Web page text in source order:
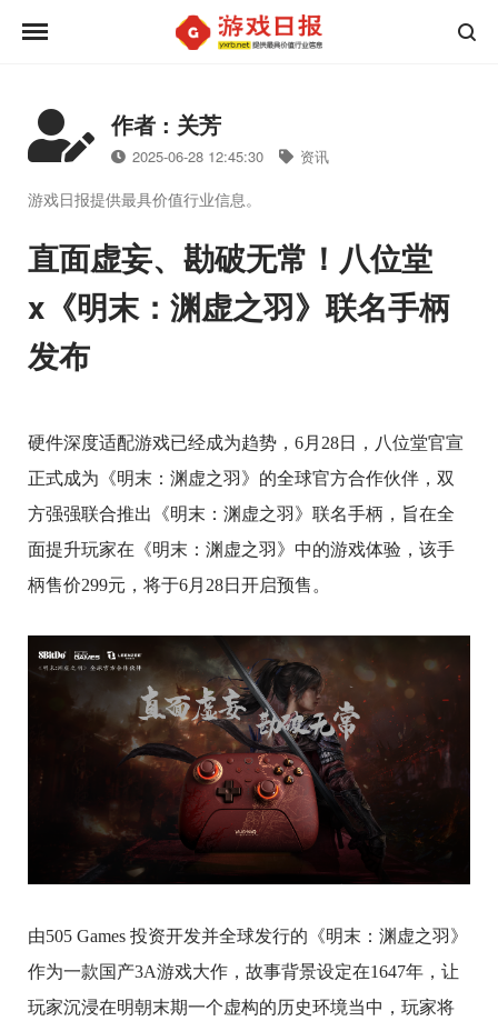
作者 : 关芳
2025-06-28 12:45:30 资讯
游戏日报提供最具价值行业信息。
直面虚妄、勘破无常！八位堂
x《明末：渊虚之羽》联名手柄
发布
硬件深度适配游戏已经成为趋势，6月28日，八位堂官宣
正式成为《明末：渊虚之羽》的全球官方合作伙伴，双
方强强联合推出《明末：渊虚之羽》联名手柄，旨在全
面提升玩家在《明末：渊虚之羽》中的游戏体验，该手
柄售价299元，将于6月28日开启预售。
由505 Games 投资开发并全球发行的《明末：渊虚之羽》
作为一款国产3A游戏大作，故事背景设定在1647年，让
玩家沉浸在明朝末期一个虚构的历史环境当中，玩家将